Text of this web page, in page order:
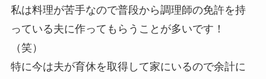
私は料理が苦手なので普段から調理師の免許を持
っている夫に作ってもらうことが多いです！
（笑）
特に今は夫が育休を取得して家にいるので余計に